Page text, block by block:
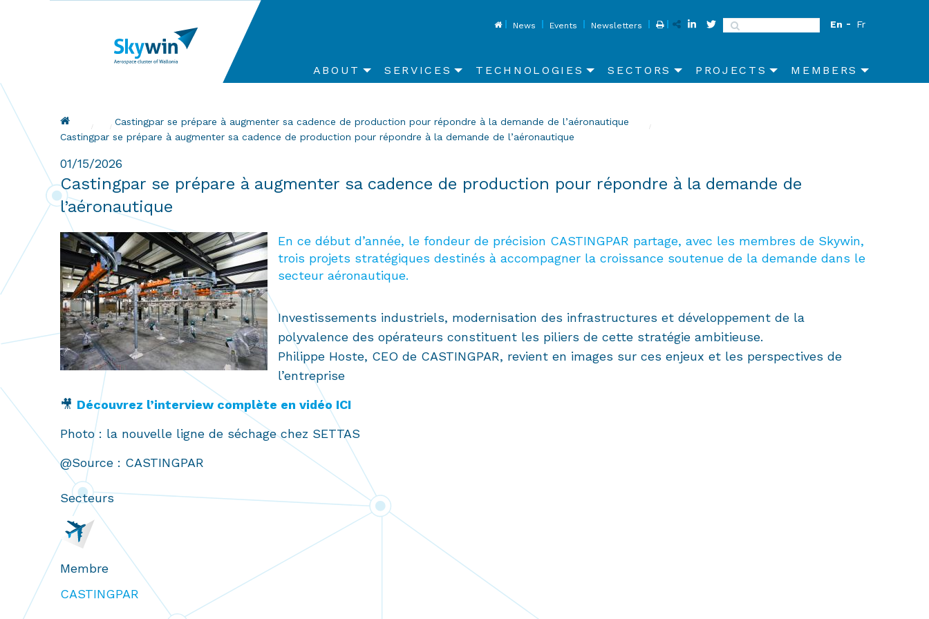
TopNews Events Newsletters Search En Fr
Main
ABOUT SERVICES TECHNOLOGIES SECTORS PROJECTS MEMBERS
BreadcrumbCastingpar se prépare à augmenter sa cadence de production pour répondre à la demande de l’aéronautique
Current:
Castingpar se prépare à augmenter sa cadence de production pour répondre à la demande de l’aéronautique
01/15/2026
Castingpar se prépare à augmenter sa cadence de production pour répondre à la demande de
l’aéronautique
En ce début d’année, le fondeur de précision CASTINGPAR partage, avec les membres de Skywin,
trois projets stratégiques destinés à accompagner la croissance soutenue de la demande dans le
secteur aéronautique.
Investissements industriels, modernisation des infrastructures et développement de la
polyvalence des opérateurs constituent les piliers de cette stratégie ambitieuse.
Philippe Hoste, CEO de CASTINGPAR, revient en images sur ces enjeux et les perspectives de
l’entreprise
🎥 Découvrez l’interview complète en vidéo ICI
Photo : la nouvelle ligne de séchage chez SETTAS
@Source : CASTINGPAR
Secteurs
Membre
CASTINGPAR